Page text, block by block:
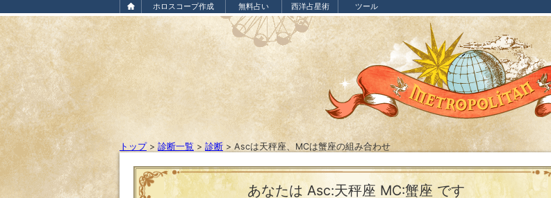
ホロスコープ作成 無料占い 西洋占星術 ツール
トップ> 診断一覧 > 診断 > Ascは天秤座、MCは蟹座の組み合わせ
あなたは Asc:天秤座 MC:蟹座 です